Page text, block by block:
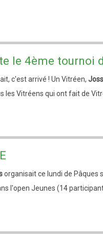
le 4ème tournoi
c'est arrivé ! Un Vitréen,
les Vitréens qui ont fait de
organisait ce lundi de Pâques
l'open Jeunes (14